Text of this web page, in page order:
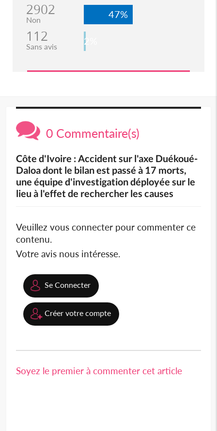
2902
Non 47%
112
Sans avis 2%
0 Commentaire(s)
Côte d'Ivoire : Accident sur l'axe Duékoué-
Daloa dont le bilan est passé à 17 morts,
une équipe d'investigation déployée sur le
lieu à l'effet de rechercher les causes
Veuillez vous connecter pour commenter ce
contenu.
Votre avis nous intéresse.
Se Connecter
Créer votre compte
Soyez le premier à commenter cet article